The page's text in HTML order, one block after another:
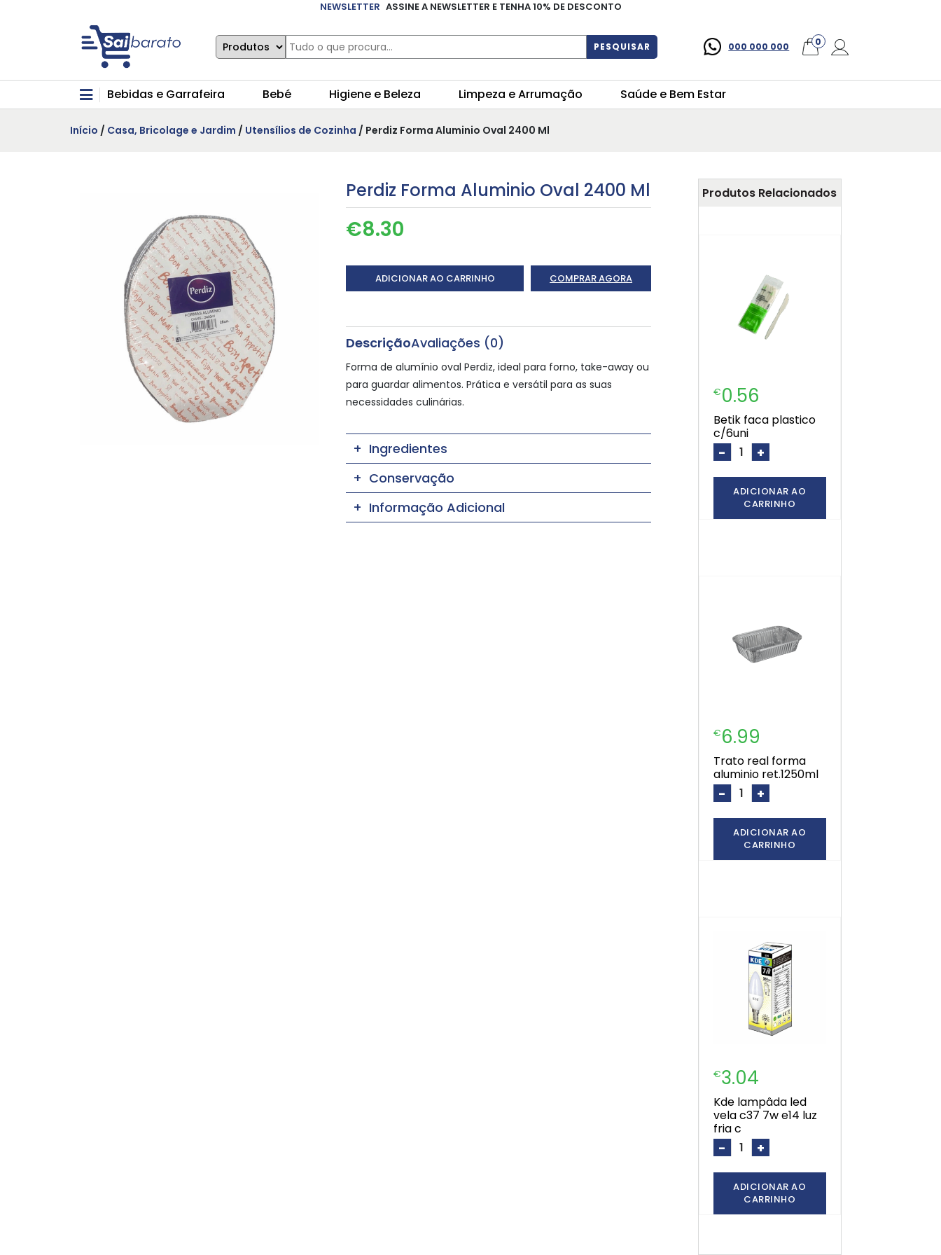
NEWSLETTER ASSINE A NEWSLETTER E TENHA 10% DE DESCONTO
PESQUISAR 000 000 000 0
Bebidas e Garrafeira Bebé Higiene e Beleza Limpeza e Arrumação Saúde e Bem Estar
Início / Casa, Bricolage e Jardim / Utensílios de Cozinha / Perdiz Forma Aluminio Oval 2400 Ml
Perdiz Forma Aluminio Oval 2400 Ml
€8.30
ADICIONAR AO CARRINHO COMPRAR AGORA
DescriçãoAvaliações (0)
Forma de alumínio oval Perdiz, ideal para forno, take-away ou
para guardar alimentos. Prática e versátil para as suas
necessidades culinárias.
Ingredientes
Conservação
Informação Adicional
Produtos Relacionados
€0.56
betik faca plastico
c/6uni
- +
ADICIONAR AO
CARRINHO
€6.99
trato real forma
aluminio ret.1250ml
- +
ADICIONAR AO
CARRINHO
€3.04
kde lampâda led
vela c37 7w e14 luz
fria c
- +
ADICIONAR AO
CARRINHO